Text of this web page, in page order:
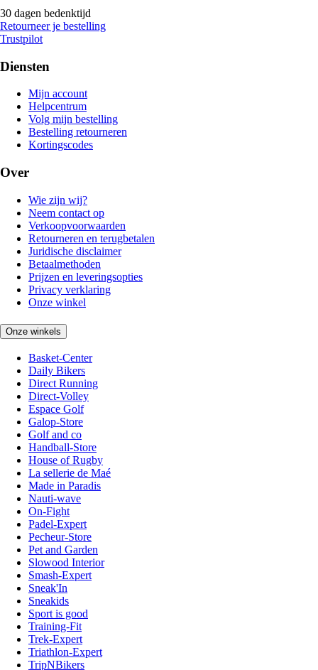
30 dagen bedenktijd
Retourneer je bestelling
Trustpilot
Diensten
Mijn account
Helpcentrum
Volg mijn bestelling
Bestelling retourneren
Kortingscodes
Over
Wie zijn wij?
Neem contact op
Verkoopvoorwaarden
Retourneren en terugbetalen
Juridische disclaimer
Betaalmethoden
Prijzen en leveringsopties
Privacy verklaring
Onze winkel
Onze winkels
Basket-Center
Daily Bikers
Direct Running
Direct-Volley
Espace Golf
Galop-Store
Golf and co
Handball-Store
House of Rugby
La sellerie de Maé
Made in Paradis
Nauti-wave
On-Fight
Padel-Expert
Pecheur-Store
Pet and Garden
Slowood Interior
Smash-Expert
Sneak'In
Sneakids
Sport is good
Training-Fit
Trek-Expert
Triathlon-Expert
TripNBikers